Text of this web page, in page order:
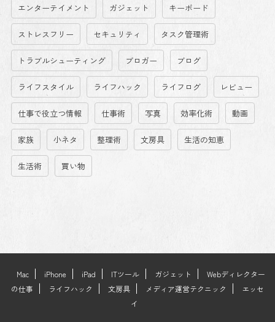
エンターテイメント ガジェット キーボード
ストレスフリー セキュリティ タスク管理術
トラブルシューティング ブロガー ブログ
ライフスタイル ライフハック ライフログ レビュー
仕事で役立つ情報 仕事術 写真 効率化術 動画
家族 小ネタ 整理術 文房具 生活の知恵
生活術 買い物
Mac iPhone iPad ITツール ガジェット
Webディレクター
の仕事
ライフハック 文房具 メディア運営テクニック
エッセ
イ